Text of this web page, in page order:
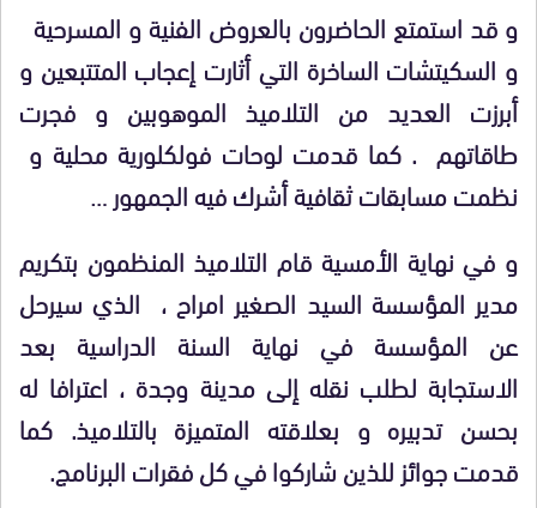
و قد استمتع الحاضرون بالعروض الفنية و المسرحية
و السكيتشات الساخرة التي أثارت إعجاب المتتبعين و
أبرزت العديد من التلاميذ الموهوبين و فجرت
طاقاتهم . كما قدمت لوحات فولكلورية محلية و
نظمت مسابقات ثقافية أشرك فيه الجمهور …
و في نهاية الأمسية قام التلاميذ المنظمون بتكريم
مدير المؤسسة السيد الصغير امراح ، الذي سيرحل
عن المؤسسة في نهاية السنة الدراسية بعد
الاستجابة لطلب نقله إلى مدينة وجدة ، اعترافا له
بحسن تدبيره و بعلاقته المتميزة بالتلاميذ. كما
قدمت جوائز للذين شاركوا في كل فقرات البرنامج.